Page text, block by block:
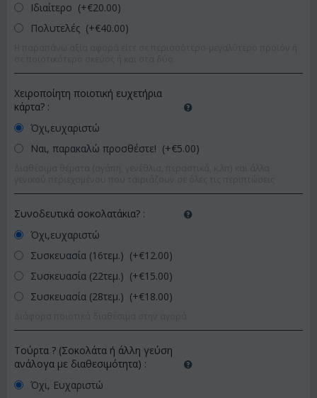
Ιδιαίτερο (+€20.00)
Πολυτελές (+€40.00)
Χειροποίητη ποιοτική ευχετήρια
κάρτα? :
Όχι,ευχαριστώ
Ναι, παρακαλώ προσθέστε! (+€5.00)
Συνοδευτικά σοκολατάκια? :
Όχι,ευχαριστώ
Συσκευασία (16τεμ.) (+€12.00)
Συσκευασία (22τεμ.) (+€15.00)
Συσκευασία (28τεμ.) (+€18.00)
Τούρτα ? (Σοκολάτα ή άλλη γεύση
ανάλογα με διαθεσιμότητα) :
Όχι, Ευχαριστώ